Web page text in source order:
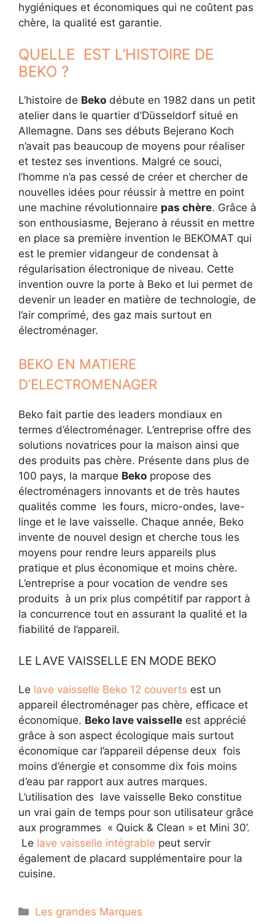
hygiéniques et économiques qui ne coûtent pas
chère, la qualité est garantie.
QUELLE EST L’HISTOIRE DE
BEKO ?
L’histoire de Beko débute en 1982 dans un petit
atelier dans le quartier d’Düsseldorf situé en
Allemagne. Dans ses débuts Bejerano Koch
n’avait pas beaucoup de moyens pour réaliser
et testez ses inventions. Malgré ce souci,
l’homme n’a pas cessé de créer et chercher de
nouvelles idées pour réussir à mettre en point
une machine révolutionnaire pas chère. Grâce à
son enthousiasme, Bejerano à réussit en mettre
en place sa première invention le BEKOMAT qui
est le premier vidangeur de condensat à
régularisation électronique de niveau. Cette
invention ouvre la porte à Beko et lui permet de
devenir un leader en matière de technologie, de
l’air comprimé, des gaz mais surtout en
électroménager.
BEKO EN MATIERE
D’ELECTROMENAGER
Beko fait partie des leaders mondiaux en
termes d’électroménager. L’entreprise offre des
solutions novatrices pour la maison ainsi que
des produits pas chère. Présente dans plus de
100 pays, la marque Beko propose des
électroménagers innovants et de très hautes
qualités comme les fours, micro-ondes, lave-
linge et le lave vaisselle. Chaque année, Beko
invente de nouvel design et cherche tous les
moyens pour rendre leurs appareils plus
pratique et plus économique et moins chère.
L’entreprise a pour vocation de vendre ses
produits à un prix plus compétitif par rapport à
la concurrence tout en assurant la qualité et la
fiabilité de l’appareil.
LE LAVE VAISSELLE EN MODE BEKO
Le lave vaisselle Beko 12 couverts est un
appareil électroménager pas chère, efficace et
économique. Beko lave vaisselle est apprécié
grâce à son aspect écologique mais surtout
économique car l’appareil dépense deux fois
moins d’énergie et consomme dix fois moins
d’eau par rapport aux autres marques.
L’utilisation des lave vaisselle Beko constitue
un vrai gain de temps pour son utilisateur grâce
aux programmes « Quick & Clean » et Mini 30’.
Le lave vaisselle intégrable peut servir
également de placard supplémentaire pour la
cuisine.
Catégories
Les grandes Marques